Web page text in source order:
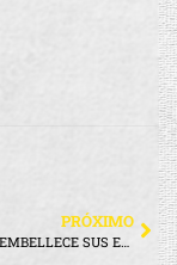
PRÓXIMO
SANTA CRUZ EMBELLECE SUS ESPACIOS PÚBLICOS CON MANTENIMIENTO DE PÉRGOLAS Y BANCAS